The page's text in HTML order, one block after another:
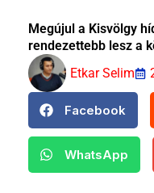
Megújul a Kisvölgy
rendezettebb lesz a
Etkar Selim
Facebook
WhatsApp